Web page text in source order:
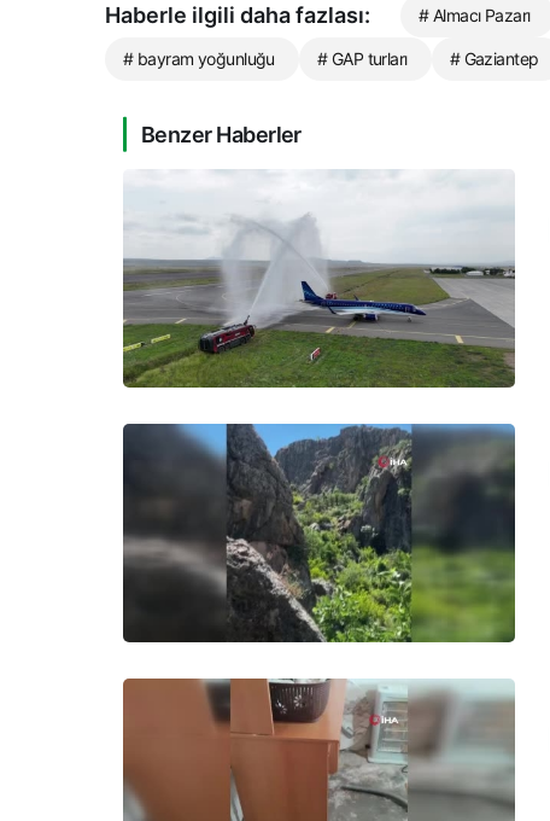
Haberle ilgili daha fazlası: # Almacı Pazarı
# bayram yoğunluğu # GAP turları # Gaziantep
Benzer Haberler